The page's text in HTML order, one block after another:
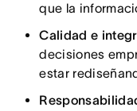
que la
Calidad e
decisiones
estar